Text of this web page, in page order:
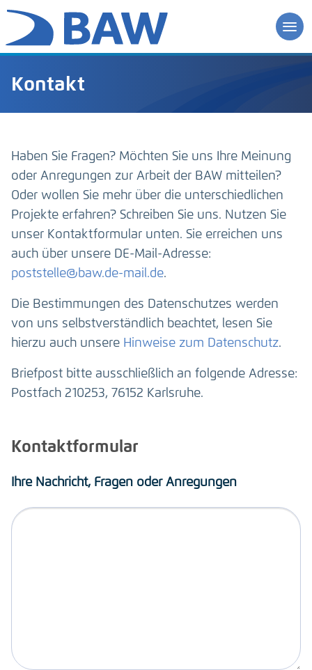
Kontakt
Haben Sie Fragen? Möchten Sie uns Ihre Meinung
oder Anregungen zur Arbeit der BAW mitteilen?
Oder wollen Sie mehr über die unterschiedlichen
Projekte erfahren? Schreiben Sie uns. Nutzen Sie
unser Kontaktformular unten. Sie erreichen uns
auch über unsere DE-Mail-Adresse:
poststelle@baw.de-mail.de.
Die Bestimmungen des Datenschutzes werden
von uns selbstverständlich beachtet, lesen Sie
hierzu auch unsere Hinweise zum Datenschutz.
Briefpost bitte ausschließlich an folgende Adresse:
Postfach 210253, 76152 Karlsruhe.
Kontaktformular
Ihre Nachricht, Fragen oder Anregungen